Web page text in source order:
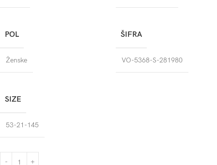
POL
Ženske
ŠIFRA
VO-5368-S-281980
SIZE
53-21-145